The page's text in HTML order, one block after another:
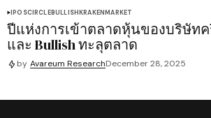
IPOSCIRCLEBULLISHKRAKENMARKET
ปีแห่งการเข้าตลาดหุ้นของบริษัท
และ Bullish ทะลุตลาด
by Avareum ResearchDecember 28, 2025